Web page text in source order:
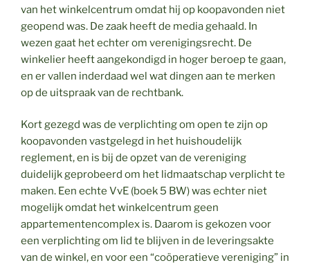
van het winkelcentrum omdat hij op koopavonden niet
geopend was. De zaak heeft de media gehaald. In
wezen gaat het echter om verenigingsrecht. De
winkelier heeft aangekondigd in hoger beroep te gaan,
en er vallen inderdaad wel wat dingen aan te merken
op de uitspraak van de rechtbank.
Kort gezegd was de verplichting om open te zijn op
koopavonden vastgelegd in het huishoudelijk
reglement, en is bij de opzet van de vereniging
duidelijk geprobeerd om het lidmaatschap verplicht te
maken. Een echte VvE (boek 5 BW) was echter niet
mogelijk omdat het winkelcentrum geen
appartementencomplex is. Daarom is gekozen voor
een verplichting om lid te blijven in de leveringsakte
van de winkel, en voor een “coöperatieve vereniging” in